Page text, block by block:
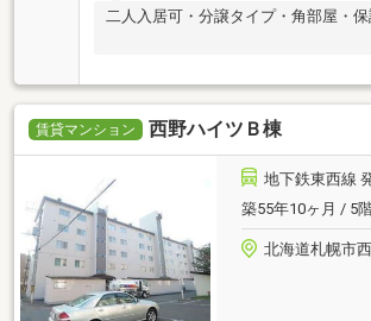
二人入居可・分譲タイプ・角部屋・
賃貸マンション 西野ハイツＢ棟
地下鉄東西線
築55年10ヶ月 / 5
北海道札幌市